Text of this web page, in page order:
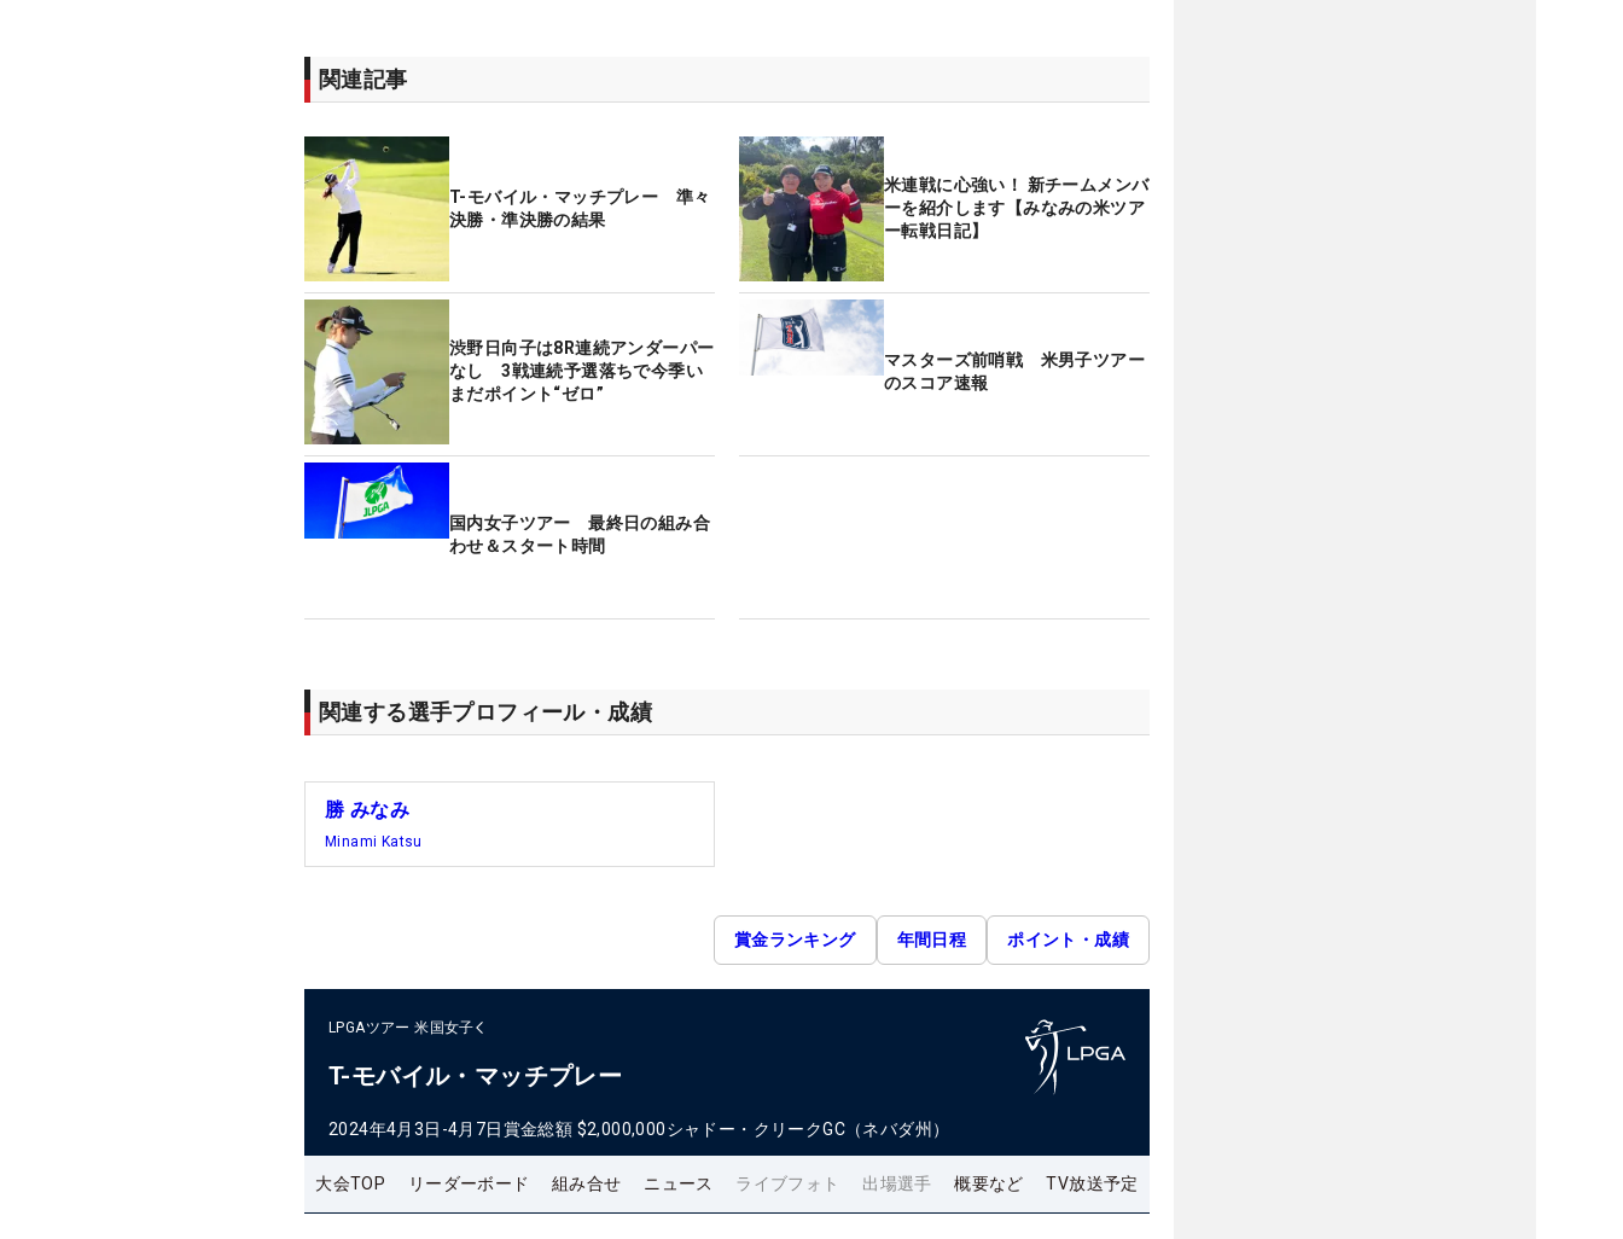
関連記事
T-モバイル・マッチプレー 準々
決勝・準決勝の結果
米連戦に心強い！ 新チームメンバ
ーを紹介します【みなみの米ツア
ー転戦日記】
渋野日向子は8R連続アンダーパー
なし 3戦連続予選落ちで今季い
まだポイント“ゼロ”
マスターズ前哨戦 米男子ツアー
のスコア速報
国内女子ツアー 最終日の組み合
わせ＆スタート時間
関連する選手プロフィール・成績
勝 みなみ
Minami Katsu
賞金ランキング 年間日程 ポイント・成績
LPGAツアー 米国女子
T-モバイル・マッチプレー
2024年4月3日-4月7日賞金総額 $2,000,000シャドー・クリークGC（ネバダ州）
大会TOP リーダーボード 組み合せ ニュース ライブフォト 出場選手 概要など TV放送予定